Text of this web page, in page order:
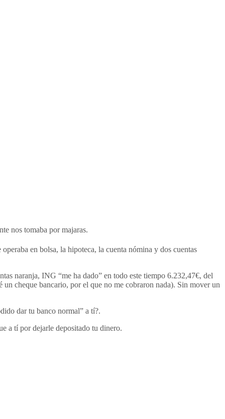
nos tomaba por majaras.
en bolsa, la hipoteca, la cuenta nómina y dos cuentas
naranja, ING “me ha dado” en todo este tiempo 6.232,47€, del
un cheque bancario, por el que no me cobraron nada). Sin mover un
dar tu banco normal” a tí?.
a tí por dejarle depositado tu dinero.